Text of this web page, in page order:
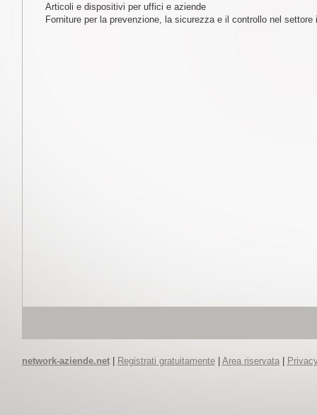
Articoli e dispositivi per uffici e aziende
Forniture per la prevenzione, la sicurezza e il controllo nel settore
network-aziende.net| Registrati gratuitamente| Area riservata|